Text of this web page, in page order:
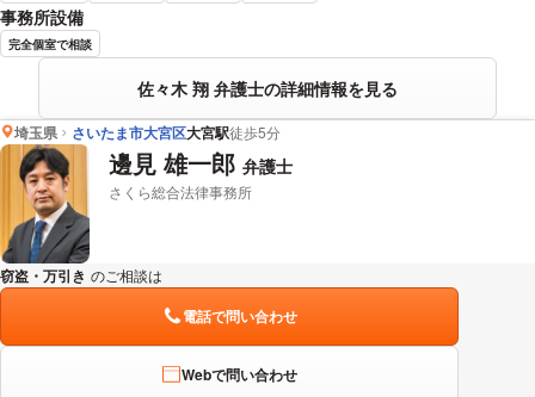
事務所設備
完全個室で相談
佐々木 翔 弁護士の詳細情報を見る
埼玉県 さいたま市大宮区大宮駅徒歩5分
邊見 雄一郎 弁護士
さくら総合法律事務所
窃盗・万引き のご相談は
電話で問い合わせ
Webで問い合わせ